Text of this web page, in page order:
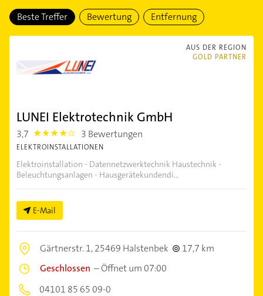
Beste Treffer Bewertung Entfernung
AUS DER REGION
GOLD PARTNER
LUNEI Elektrotechnik GmbH
3,7 3.7 3 Bewertungen
ELEKTROINSTALLATIONEN
Elektroinstallation - Datennetzwerktechnik Haustechnik -
Beleuchtungsanlagen - Hausgerätekundendi...
E-Mail
Gärtnerstr. 1,25469 Halstenbek
17,7 km
Geschlossen –Öffnet um 07:00
04101 85 65 09-0